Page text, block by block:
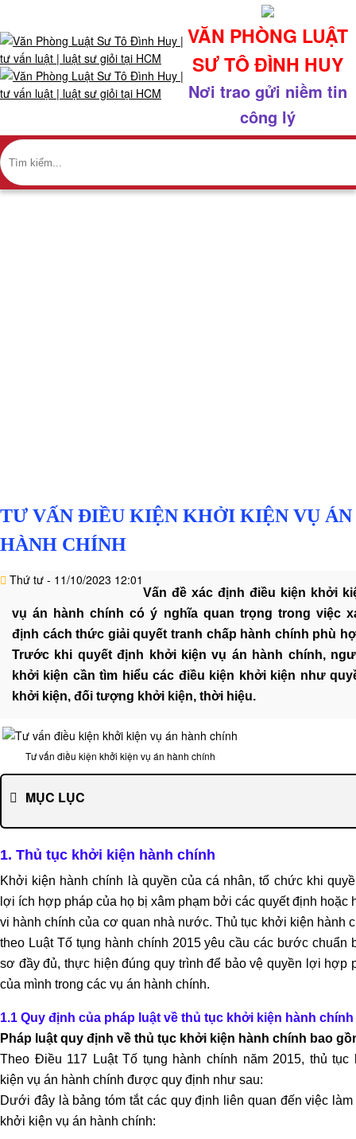
VĂN PHÒNG LUẬT
SƯ TÔ ĐÌNH HUY
Nơi trao gửi niềm tin
công lý
GIỚI
THIỆU
VỀ
TÔI
LĨNH
HÀNH
LUẬT
SƯ
DOANH
NGHIỆP
DỊCH
VỤ
LUẬT
SƯ
RIÊNG
CHO
NGHIỆP
DỊCH
VỤ
MUA
BÁN,
SÁP
DỊCH
VỤ
ĐĂNG
KÝ
KINH
DOANH
TƯ VẤN ĐIỀU KIỆN KHỞI KIỆN VỤ ÁN
HÀNH CHÍNH
Thứ tư - 11/10/2023 12:01
Vấn đề xác định điều kiện khởi
vụ án hành chính có ý nghĩa quan trọng trong việc
định cách thức giải quyết tranh chấp hành chính phù
Trước khi quyết định khởi kiện vụ án hành chính,
khởi kiện cần tìm hiểu các điều kiện khởi kiện như
khởi kiện, đối tượng khởi kiện, thời hiệu.
Tư vấn điều kiện khởi kiện vụ án hành chính
MỤC LỤC
1. Thủ tục khởi kiện hành chính
Khởi kiện hành chính là quyền của cá nhân, tổ chức khi
lợi ích hợp pháp của họ bị xâm phạm bởi các quyết định hoặc
vi hành chính của cơ quan nhà nước. Thủ tục khởi kiện hành
theo Luật Tố tụng hành chính 2015 yêu cầu các bước chuẩn
sơ đầy đủ, thực hiện đúng quy trình để bảo vệ quyền lợi hợp
của mình trong các vụ án hành chính.
1.1 Quy định của pháp luật về thủ tục khởi kiện hành chính
Pháp luật quy định về thủ tục khởi kiện hành chính bao
Theo Điều 117 Luật Tố tụng hành chính năm 2015, thủ tục
kiện vụ án hành chính được quy định như sau:
Dưới đây là bảng tóm tắt các quy định liên quan đến việc
khởi kiện vụ án hành chính: